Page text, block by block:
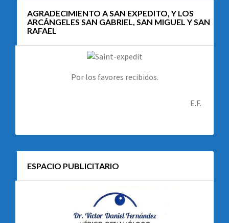
AGRADECIMIENTO A SAN EXPEDITO, Y LOS
ARCÁNGELES SAN GABRIEL, SAN MIGUEL Y SAN
RAFAEL
Por los favores recibidos.
E.F.
ESPACIO PUBLICITARIO